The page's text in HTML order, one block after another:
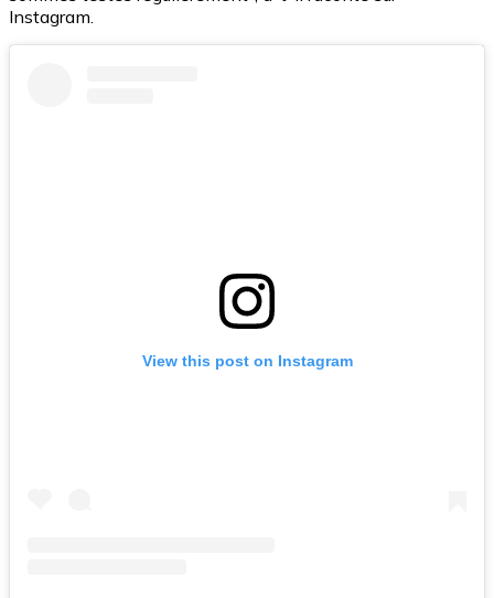
Instagram.
View this post on Instagram